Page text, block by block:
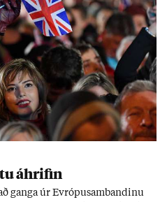
áhrif­in
ganga úr Evr­ópu­sam­band­inu